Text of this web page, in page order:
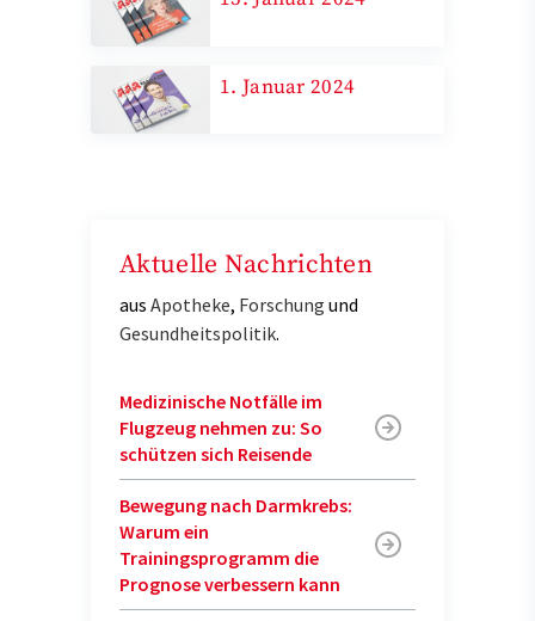
1. Januar 2024
Aktuelle Nachrichten
aus Apotheke, Forschung und
Gesundheitspolitik.
Medizinische Notfälle im
Flugzeug nehmen zu: So
schützen sich Reisende
Bewegung nach Darmkrebs:
Warum ein
Trainingsprogramm die
Prognose verbessern kann